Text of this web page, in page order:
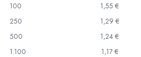
100
1,55 €
250
1,29 €
500
1,24 €
1.100
1,17 €